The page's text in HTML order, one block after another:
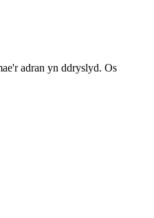
adran yn ddryslyd. Os